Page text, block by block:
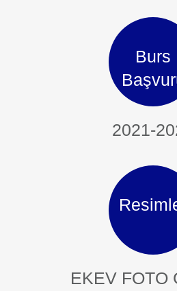
Burs
2021-
EKEV FOTO